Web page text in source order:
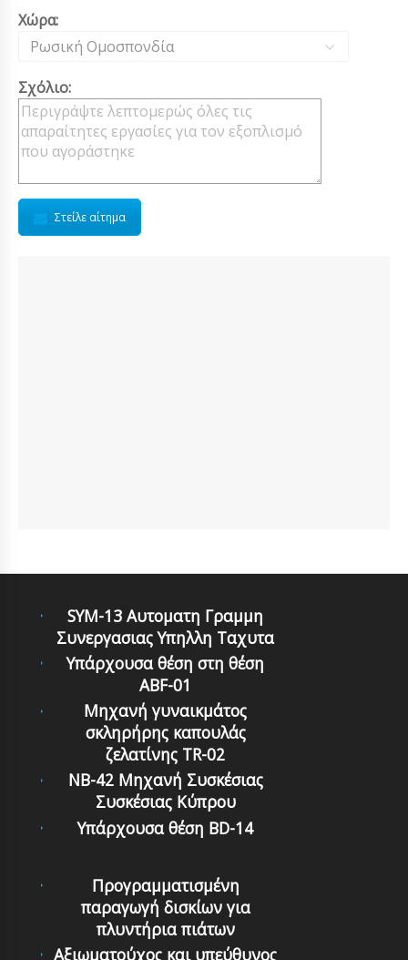
Χώρα:
Ρωσική Ομοσπονδία
Σχόλιο:
Στείλε αίτημα
SYM-13 Αυτοματη Γραμμη
Συνεργασιας Υπηλλη Ταχυτα
Υπάρχουσα θέση στη θέση
ABF-01
Μηχανή γυναικμάτος
σκληρήρης καπουλάς
ζελατίνης TR-02
NB-42 Μηχανή Συσκέσιας
Συσκέσιας Κύπρου
Υπάρχουσα θέση BD-14
Προγραμματισμένη
παραγωγή δισκίων για
πλυντήρια πιάτων
Αξιωματούχος και υπεύθυνος